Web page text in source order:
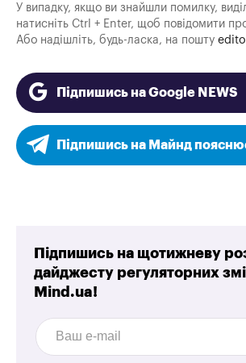
У випадку, якщо ви знайшли помилку,
натисніть Ctrl + Enter, щоб повідомити
Або надішліть, будь-ласка, на пошту
Підпишись на Google NEWS
Підпишись на Майнд
Підпишись на щотижневу
дайджесту регуляторних
Mind.ua!